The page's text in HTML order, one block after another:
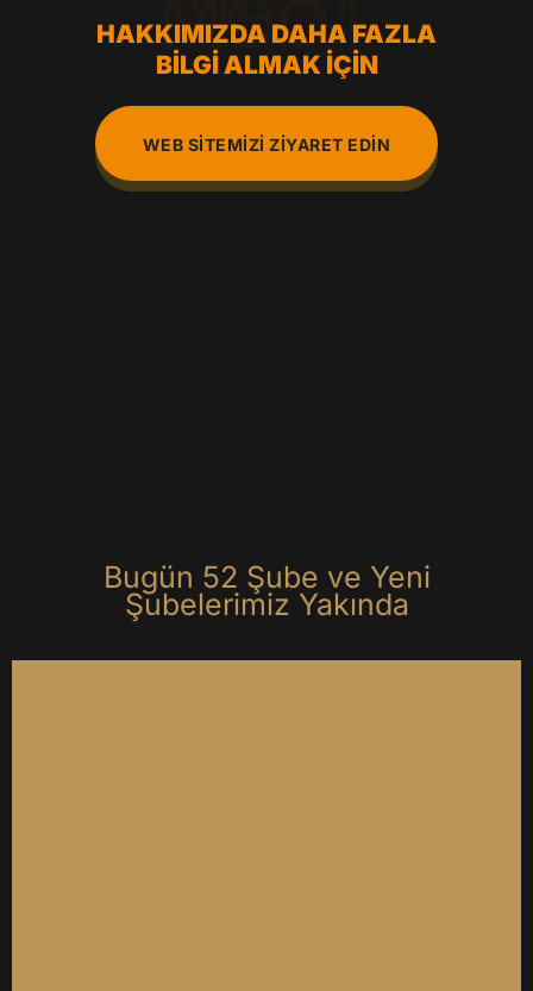
HAKKIMIZDA DAHA FAZLA
BILGI ALMAK İÇIN
MOOT
WEB SITEMIZI ZIYARET EDIN
Bugün 52 Şube ve Yeni
Şubelerimiz Yakında